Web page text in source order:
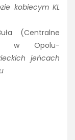
kobiecym KL
(Centralne
w Opolu-
jeńcach